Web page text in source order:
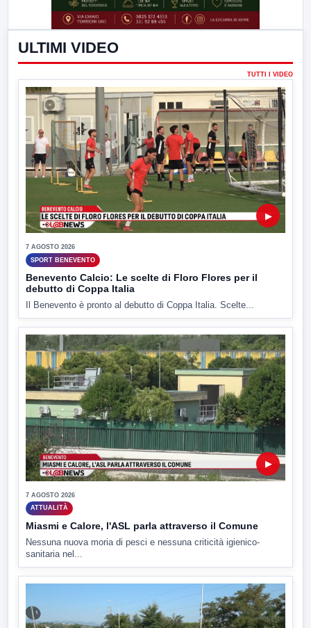
ULTIMI VIDEO
TUTTI I VIDEO
▶
7 AGOSTO 2026
SPORT BENEVENTO
Benevento Calcio: Le scelte di Floro Flores per il
debutto di Coppa Italia
Il Benevento è pronto al debutto di Coppa Italia. Scelte...
▶
7 AGOSTO 2026
ATTUALITÀ
Miasmi e Calore, l'ASL parla attraverso il Comune
Nessuna nuova moria di pesci e nessuna criticità igienico-
sanitaria nel...